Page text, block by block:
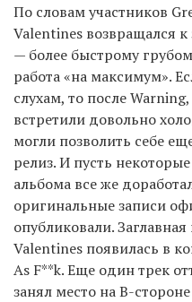
По словам участников
Valentines возвращался
— более быстрому
работа «на максимум».
слухам, то после
встретили довольно
могли позволить себе
релиз. И пусть
альбома все же
оригинальные записи
опубликовали.
Valentines появилась в
As F**k. Еще один трек
занял место на B-